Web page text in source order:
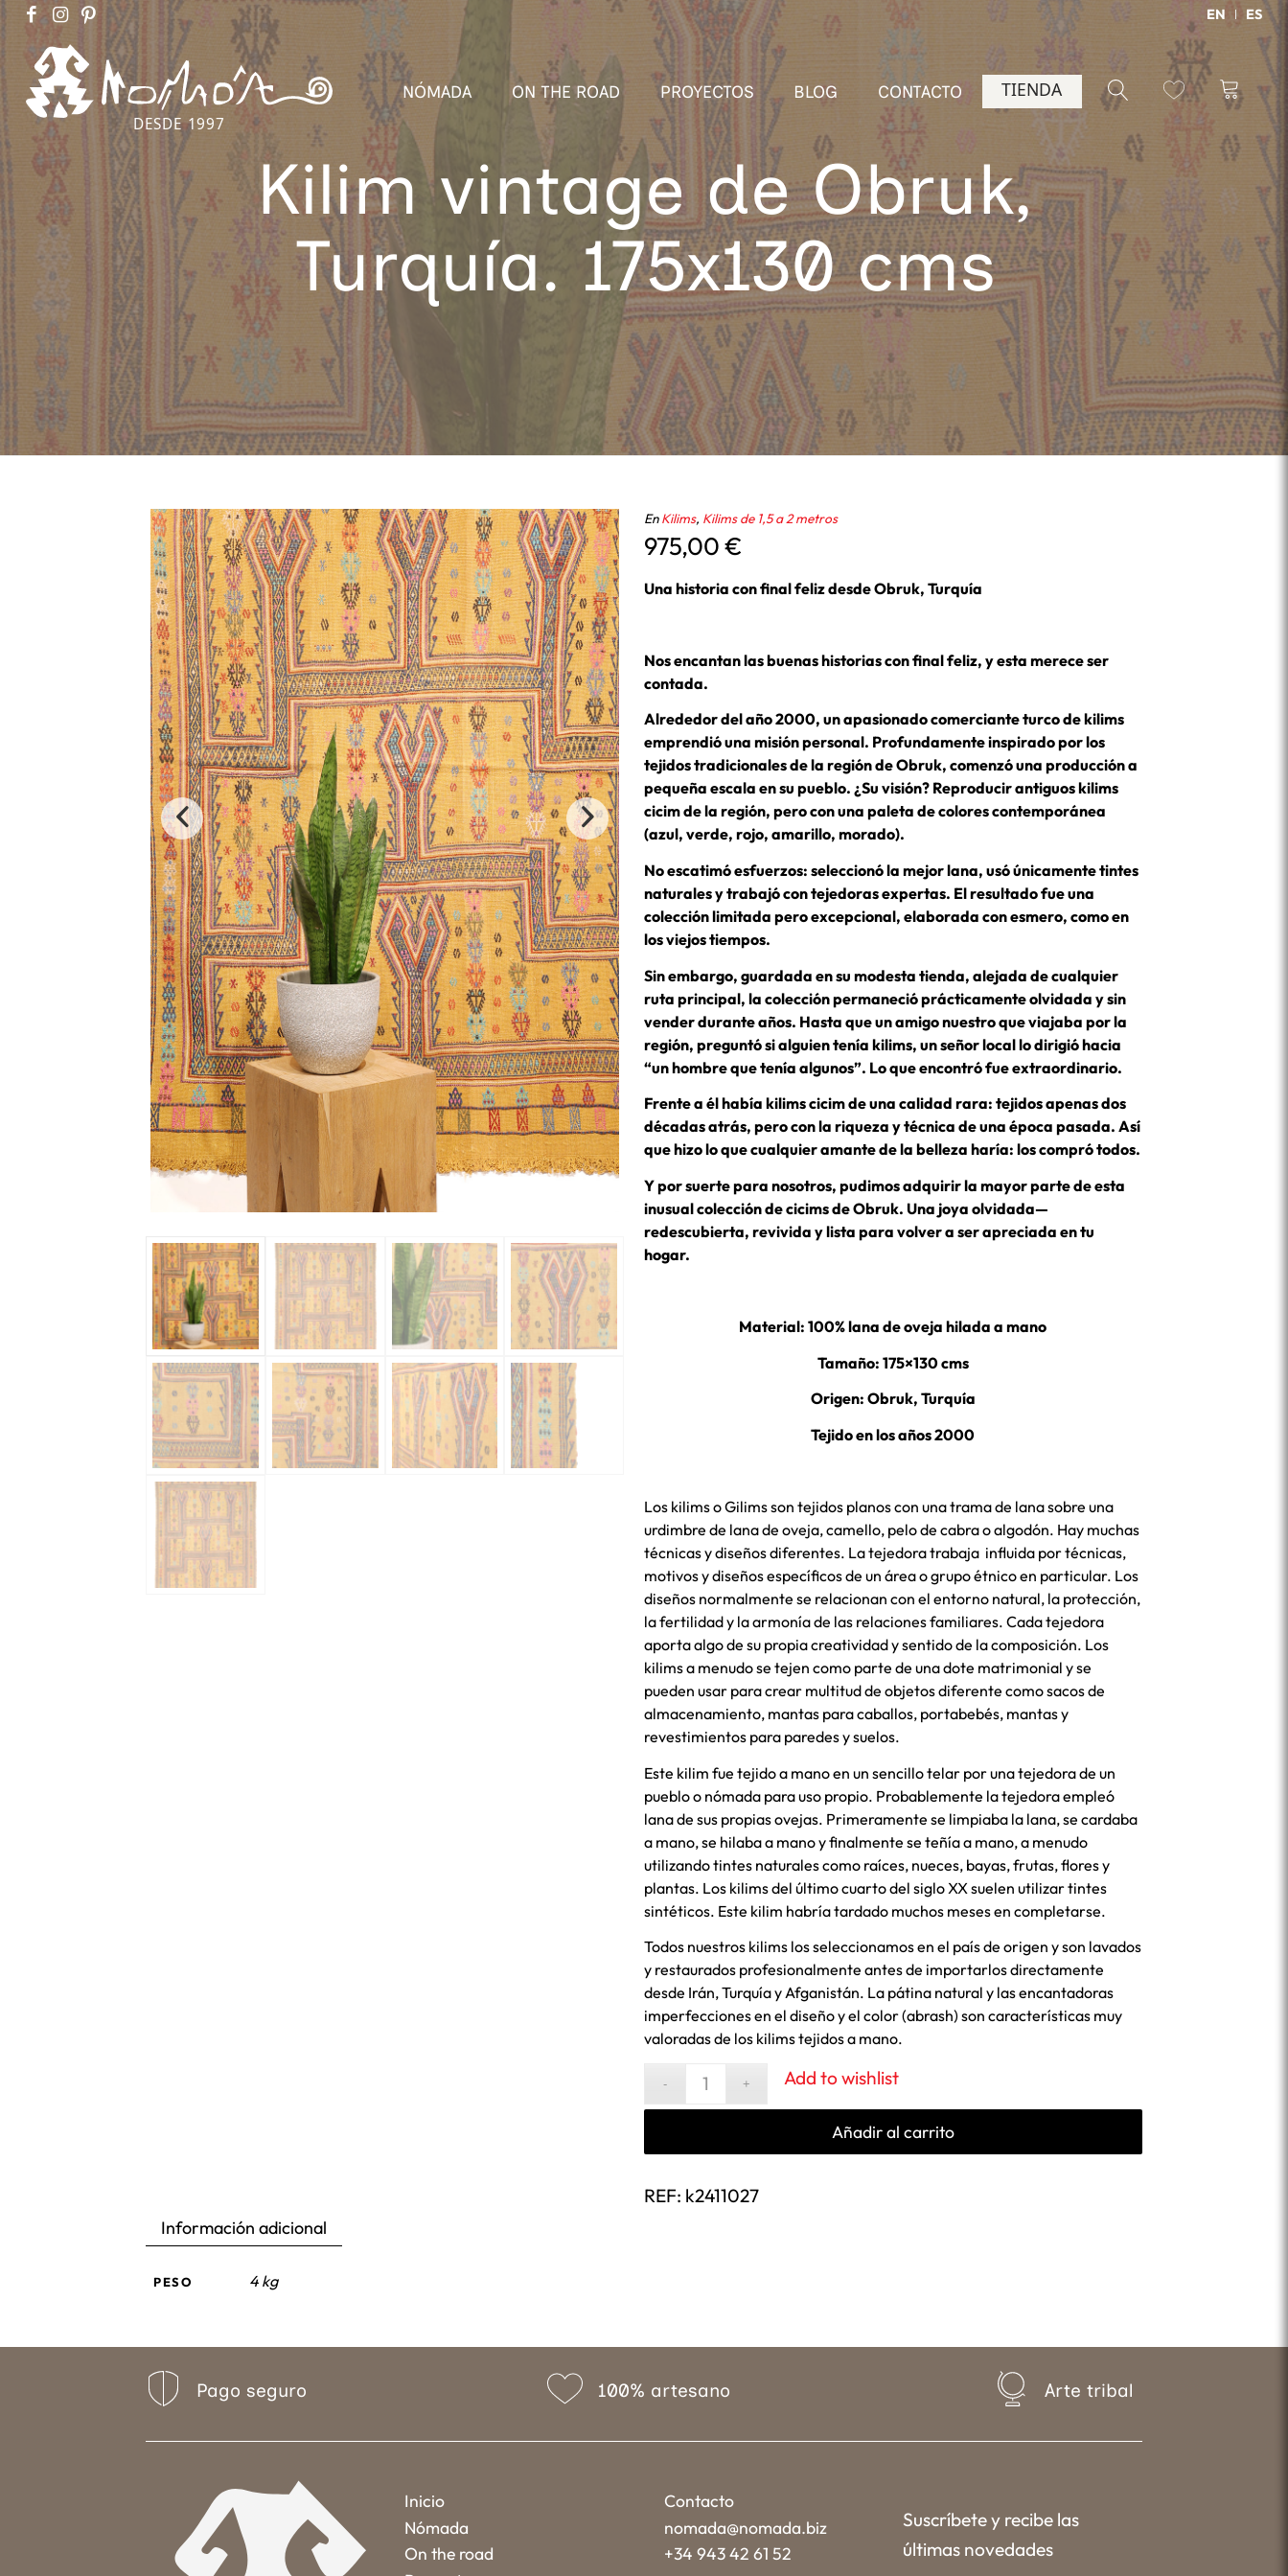
EN ES
DESDE 1997
NÓMADA ON THE ROAD PROYECTOS BLOG CONTACTO TIENDA
Kilim vintage de Obruk,
Turquía. 175x130 cms
EnKilims, Kilims de 1,5 a 2 metros
975,00€
Una historia con final feliz desde Obruk, Turquía
Nos encantan las buenas historias con final feliz, y esta merece ser
contada.
Alrededor del año 2000, un apasionado comerciante turco de kilims
emprendió una misión personal. Profundamente inspirado por los
tejidos tradicionales de la región de Obruk, comenzó una producción a
pequeña escala en su pueblo. ¿Su visión? Reproducir antiguos kilims
cicim de la región, pero con una paleta de colores contemporánea
(azul, verde, rojo, amarillo, morado).
No escatimó esfuerzos: seleccionó la mejor lana, usó únicamente tintes
naturales y trabajó con tejedoras expertas. El resultado fue una
colección limitada pero excepcional, elaborada con esmero, como en
los viejos tiempos.
Sin embargo, guardada en su modesta tienda, alejada de cualquier
ruta principal, la colección permaneció prácticamente olvidada y sin
vender durante años. Hasta que un amigo nuestro que viajaba por la
región, preguntó si alguien tenía kilims, un señor local lo dirigió hacia
“un hombre que tenía algunos”. Lo que encontró fue extraordinario.
Frente a él había kilims cicim de una calidad rara: tejidos apenas dos
décadas atrás, pero con la riqueza y técnica de una época pasada. Así
que hizo lo que cualquier amante de la belleza haría: los compró todos.
Y por suerte para nosotros, pudimos adquirir la mayor parte de esta
inusual colección de cicims de Obruk. Una joya olvidada—
redescubierta, revivida y lista para volver a ser apreciada en tu
hogar.
Material: 100% lana de oveja hilada a mano
Tamaño: 175×130 cms
Origen: Obruk, Turquía
Tejido en los años 2000
Los kilims o Gilims son tejidos planos con una trama de lana sobre una
urdimbre de lana de oveja, camello, pelo de cabra o algodón. Hay muchas
técnicas y diseños diferentes. La tejedora trabaja influida por técnicas,
motivos y diseños específicos de un área o grupo étnico en particular. Los
diseños normalmente se relacionan con el entorno natural, la protección,
la fertilidad y la armonía de las relaciones familiares. Cada tejedora
aporta algo de su propia creatividad y sentido de la composición. Los
kilims a menudo se tejen como parte de una dote matrimonial y se
pueden usar para crear multitud de objetos diferente como sacos de
almacenamiento, mantas para caballos, portabebés, mantas y
revestimientos para paredes y suelos.
Este kilim fue tejido a mano en un sencillo telar por una tejedora de un
pueblo o nómada para uso propio. Probablemente la tejedora empleó
lana de sus propias ovejas. Primeramente se limpiaba la lana, se cardaba
a mano, se hilaba a mano y finalmente se teñía a mano, a menudo
utilizando tintes naturales como raíces, nueces, bayas, frutas, flores y
plantas. Los kilims del último cuarto del siglo XX suelen utilizar tintes
sintéticos. Este kilim habría tardado muchos meses en completarse.
Todos nuestros kilims los seleccionamos en el país de origen y son lavados
y restaurados profesionalmente antes de importarlos directamente
desde Irán, Turquía y Afganistán. La pátina natural y las encantadoras
imperfecciones en el diseño y el color (abrash) son características muy
valoradas de los kilims tejidos a mano.
Añadir al carrito
Add to wishlist
REF: k2411027
Información adicional
PESO 4 kg
Pago seguro 100% artesano Arte tribal
Inicio
Nómada
On the road
Contacto
nomada@nomada.biz
+34 943 42 61 52
Suscríbete y recibe las
últimas novedades